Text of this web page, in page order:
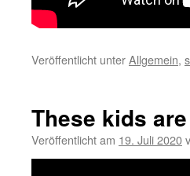
Veröffentlicht unterAllgemein,
These kids
Veröffentlicht am 19. Juli 2020